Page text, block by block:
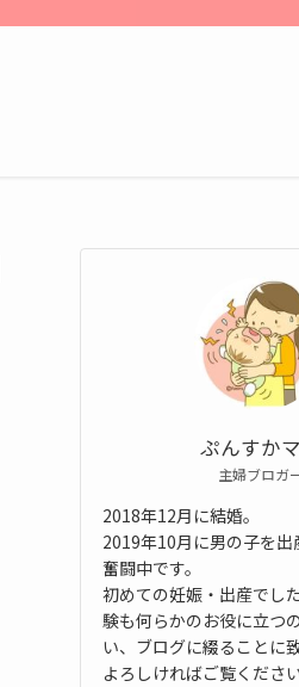
ぷんすか
主婦ブロガ
2018年12月に結婚。
2019年10月に男の子を
奮闘中です。
初めての妊娠・出産でし
験も何らかのお役に立つ
い、ブログに綴ることに
よろしければご覧くださ